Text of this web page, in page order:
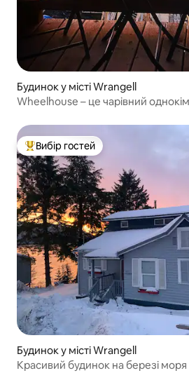
Будинок у місті Wrangell
Wheelhouse – це чарівний
Топ вибір гостей
Вибір гостей
Будинок у місті Wrangell
Красивий будинок на березі моря